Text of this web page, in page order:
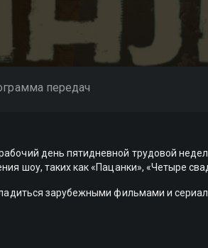
передач
день пятидневной трудовой
шоу, таких как «Пацанки», «Четыре
зарубежными фильмами и